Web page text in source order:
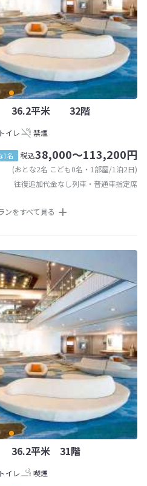
36.2平米 32階
トイレ 禁煙
1名 税込38,000～113,200円
(おとな2名 こども0名・1部屋/1泊2日)
往復追加代金なし列車・普通車指定席
ンをすべて見る
36.2平米 31階
トイレ 喫煙